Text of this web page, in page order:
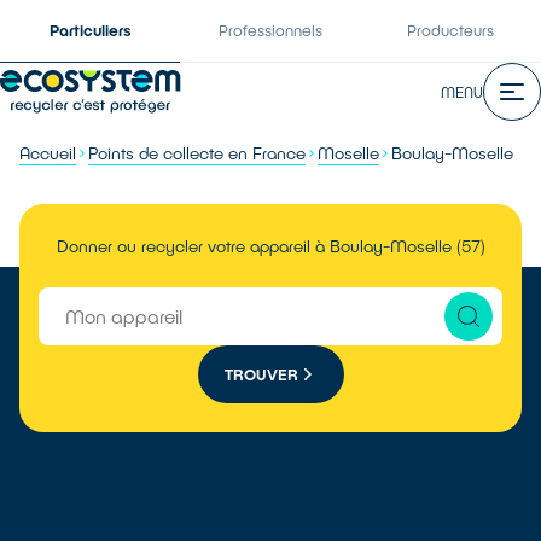
Particuliers Professionnels Producteurs
MENU
Accueil Points de collecte en France Moselle Boulay-Moselle
Donner ou recycler votre appareil à Boulay-Moselle (57)
TROUVER